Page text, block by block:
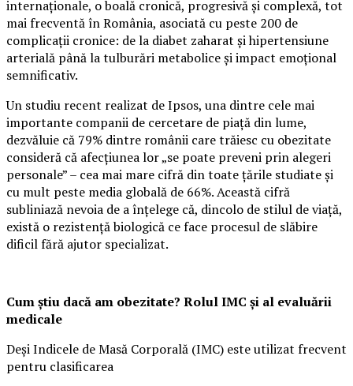
internaționale, o boală cronică, progresivă și complexă, tot
mai frecventă în România, asociată cu peste 200 de
complicații cronice: de la diabet zaharat și hipertensiune
arterială până la tulburări metabolice și impact emoțional
semnificativ.
Un studiu recent realizat de Ipsos, una dintre cele mai
importante companii de cercetare de piață din lume,
dezvăluie că 79% dintre românii care trăiesc cu obezitate
consideră că afecțiunea lor „se poate preveni prin alegeri
personale” – cea mai mare cifră din toate țările studiate și
cu mult peste media globală de 66%. Această cifră
subliniază nevoia de a înțelege că, dincolo de stilul de viață,
există o rezistență biologică ce face procesul de slăbire
dificil fără ajutor specializat.
Cum știu dacă am obezitate? Rolul IMC și al evaluării
medicale
Deși Indicele de Masă Corporală (IMC) este utilizat frecvent
pentru clasificarea